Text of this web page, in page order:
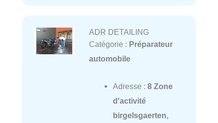
ADR DETAILING
Catégorie : Préparateur
automobile
Adresse : 8 Zone
d'activité
birgelsgaerten,